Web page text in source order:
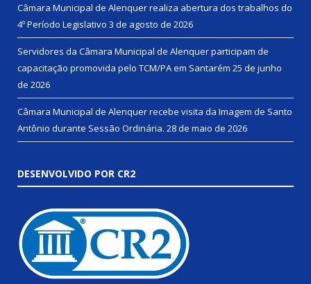
Câmara Municipal de Alenquer realiza abertura dos trabalhos do
4º Período Legislativo 3 de agosto de 2026
Servidores da Câmara Municipal de Alenquer participam de
capacitação promovida pelo TCM/PA em Santarém 25 de junho
de 2026
Câmara Municipal de Alenquer recebe visita da Imagem de Santo
Antônio durante Sessão Ordinária. 28 de maio de 2026
DESENVOLVIDO POR CR2